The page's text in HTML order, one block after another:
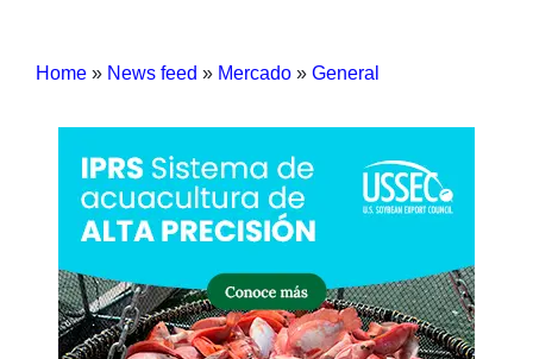
Home » News feed » Mercado » General